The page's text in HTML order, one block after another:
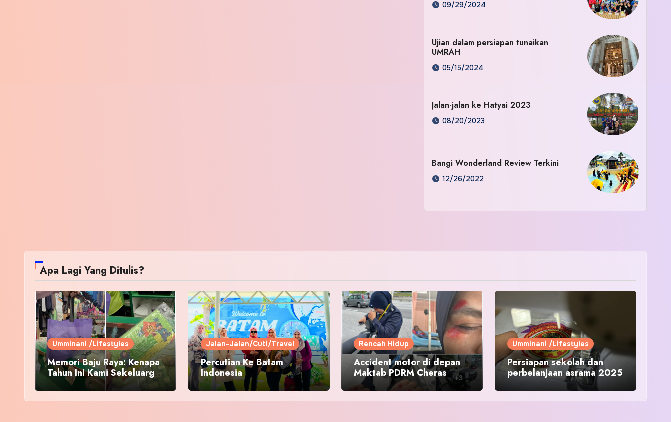
09/29/2024
Ujian dalam persiapan tunaikan
UMRAH
05/15/2024
Jalan-jalan ke Hatyai 2023
08/20/2023
Bangi Wonderland Review Terkini
12/26/2022
Apa Lagi Yang Ditulis?
Umminani /Lifestyles
Memori Baju Raya: Kenapa
Tahun Ini Kami Sekeluarga
Kembali ke Pusat Pakaian
Hari-Hari?
Jalan-Jalan/Cuti/Travel
Percutian Ke Batam
Indonesia
Rencah Hidup
Accident motor di depan
Maktab PDRM Cheras
Umminani /Lifestyles
Persiapan sekolah dan
perbelanjaan asrama 2025